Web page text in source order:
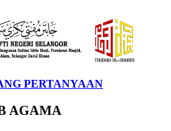
PERTANYAAN
AGAMA